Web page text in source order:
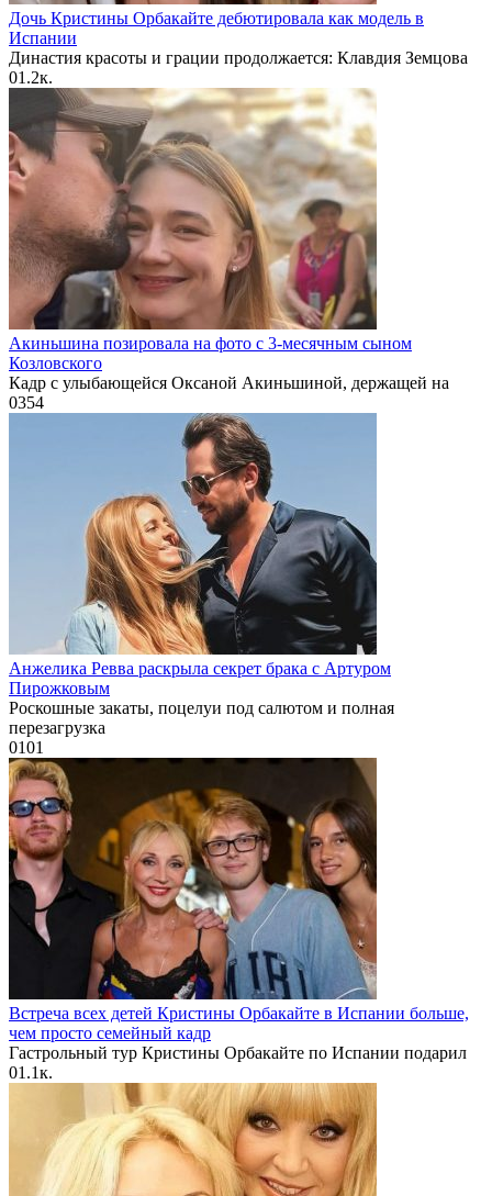
Дочь Кристины Орбакайте дебютировала как модель в
Испании
Династия красоты и грации продолжается: Клавдия Земцова
01.2к.
Акиньшина позировала на фото с 3-месячным сыном
Козловского
Кадр с улыбающейся Оксаной Акиньшиной, держащей на
0354
Анжелика Ревва раскрыла секрет брака с Артуром
Пирожковым
Роскошные закаты, поцелуи под салютом и полная
перезагрузка
0101
Встреча всех детей Кристины Орбакайте в Испании больше,
чем просто семейный кадр
Гастрольный тур Кристины Орбакайте по Испании подарил
01.1к.